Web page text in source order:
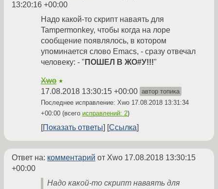
13:20:16 +00:00
Надо какой-то скрипт наваять для
Tampermonkey, чтобы когда на лоре
сообщение появлялось, в котором
упоминается слово Emacs, - сразу отвечал
человеку: - " ПОШЕЛ В ЖО#У!!!"
Xwo ★
17.08.2018 13:30:15 +00:00 автор топика
Последнее исправление: Xwo 17.08.2018 13:31:34
+00:00 (всего исправлений: 2)
Показать ответы Ссылка
Ответ на: комментарий от Xwo 17.08.2018 13:30:15
+00:00
Надо какой-то скрипт наваять для